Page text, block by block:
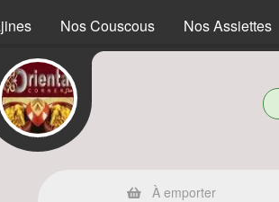
Nos Couscous Nos Assiettes
À emporter